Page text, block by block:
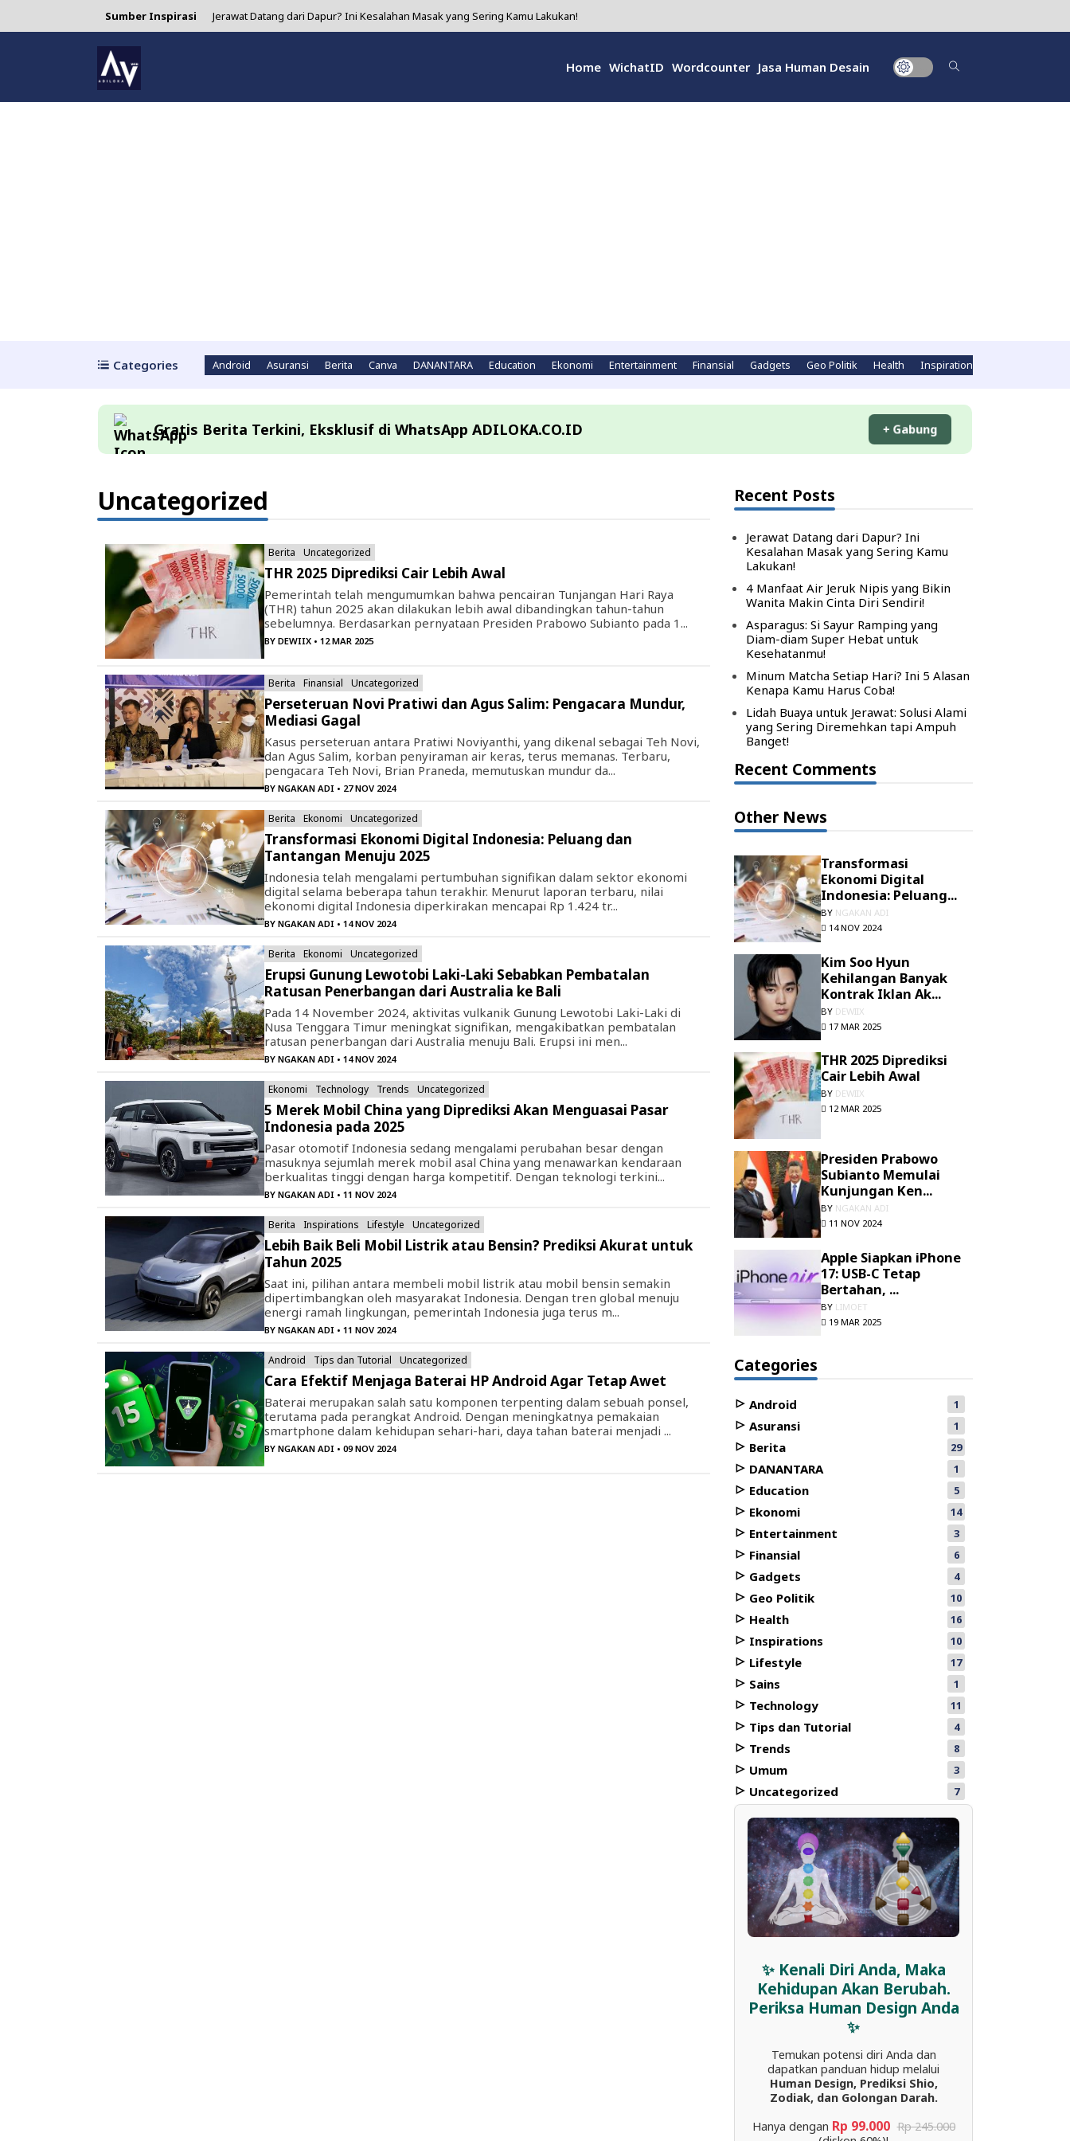
Sumber Inspirasi Jerawat Datang dari Dapur? Ini Kesalahan Masak yang Sering Kamu Lakukan!
Home WichatID Wordcounter Jasa Human Desain
Categories Android Asuransi Berita Canva DANANTARA Education Ekonomi Entertainment Finansial Gadgets Geo Politik Health Inspirations
Gratis Berita Terkini, Eksklusif di WhatsApp ADILOKA.CO.ID + Gabung
Uncategorized
Berita Uncategorized
THR 2025 Diprediksi Cair Lebih Awal
Pemerintah telah mengumumkan bahwa pencairan Tunjangan Hari Raya
(THR) tahun 2025 akan dilakukan lebih awal dibandingkan tahun-tahun
sebelumnya. Berdasarkan pernyataan Presiden Prabowo Subianto pada 1...
BY DEWIIX • 12 MAR 2025
Berita Finansial Uncategorized
Perseteruan Novi Pratiwi dan Agus Salim: Pengacara Mundur,
Mediasi Gagal
Kasus perseteruan antara Pratiwi Noviyanthi, yang dikenal sebagai Teh Novi,
dan Agus Salim, korban penyiraman air keras, terus memanas. Terbaru,
pengacara Teh Novi, Brian Praneda, memutuskan mundur da...
BY NGAKAN ADI • 27 NOV 2024
Berita Ekonomi Uncategorized
Transformasi Ekonomi Digital Indonesia: Peluang dan
Tantangan Menuju 2025
Indonesia telah mengalami pertumbuhan signifikan dalam sektor ekonomi
digital selama beberapa tahun terakhir. Menurut laporan terbaru, nilai
ekonomi digital Indonesia diperkirakan mencapai Rp 1.424 tr...
BY NGAKAN ADI • 14 NOV 2024
Berita Ekonomi Uncategorized
Erupsi Gunung Lewotobi Laki-Laki Sebabkan Pembatalan
Ratusan Penerbangan dari Australia ke Bali
Pada 14 November 2024, aktivitas vulkanik Gunung Lewotobi Laki-Laki di
Nusa Tenggara Timur meningkat signifikan, mengakibatkan pembatalan
ratusan penerbangan dari Australia menuju Bali. Erupsi ini men...
BY NGAKAN ADI • 14 NOV 2024
Ekonomi Technology Trends Uncategorized
5 Merek Mobil China yang Diprediksi Akan Menguasai Pasar
Indonesia pada 2025
Pasar otomotif Indonesia sedang mengalami perubahan besar dengan
masuknya sejumlah merek mobil asal China yang menawarkan kendaraan
berkualitas tinggi dengan harga kompetitif. Dengan teknologi terkini...
BY NGAKAN ADI • 11 NOV 2024
Berita Inspirations Lifestyle Uncategorized
Lebih Baik Beli Mobil Listrik atau Bensin? Prediksi Akurat untuk
Tahun 2025
Saat ini, pilihan antara membeli mobil listrik atau mobil bensin semakin
dipertimbangkan oleh masyarakat Indonesia. Dengan tren global menuju
energi ramah lingkungan, pemerintah Indonesia juga terus m...
BY NGAKAN ADI • 11 NOV 2024
Android Tips dan Tutorial Uncategorized
Cara Efektif Menjaga Baterai HP Android Agar Tetap Awet
Baterai merupakan salah satu komponen terpenting dalam sebuah ponsel,
terutama pada perangkat Android. Dengan meningkatnya pemakaian
smartphone dalam kehidupan sehari-hari, daya tahan baterai menjadi ...
BY NGAKAN ADI • 09 NOV 2024
Recent Posts
Jerawat Datang dari Dapur? Ini
Kesalahan Masak yang Sering Kamu
Lakukan!
4 Manfaat Air Jeruk Nipis yang Bikin
Wanita Makin Cinta Diri Sendiri!
Asparagus: Si Sayur Ramping yang
Diam-diam Super Hebat untuk
Kesehatanmu!
Minum Matcha Setiap Hari? Ini 5 Alasan
Kenapa Kamu Harus Coba!
Lidah Buaya untuk Jerawat: Solusi Alami
yang Sering Diremehkan tapi Ampuh
Banget!
Recent Comments
Other News
Transformasi
Ekonomi Digital
Indonesia: Peluang...
BY NGAKAN ADI
14 NOV 2024
Kim Soo Hyun
Kehilangan Banyak
Kontrak Iklan Ak...
BY DEWIIX
17 MAR 2025
THR 2025 Diprediksi
Cair Lebih Awal
BY DEWIIX
12 MAR 2025
Presiden Prabowo
Subianto Memulai
Kunjungan Ken...
BY NGAKAN ADI
11 NOV 2024
Apple Siapkan iPhone
17: USB-C Tetap
Bertahan, ...
BY LIMOET
19 MAR 2025
Categories
Android 1
Asuransi 1
Berita 29
DANANTARA 1
Education 5
Ekonomi 14
Entertainment 3
Finansial 6
Gadgets 4
Geo Politik 10
Health 16
Inspirations 10
Lifestyle 17
Sains 1
Technology 11
Tips dan Tutorial 4
Trends 8
Umum 3
Uncategorized 7
✨ Kenali Diri Anda, Maka
Kehidupan Akan Berubah.
Periksa Human Design Anda
✨
Temukan potensi diri Anda dan
dapatkan panduan hidup melalui
Human Design, Prediksi Shio,
Zodiak, dan Golongan Darah.
Hanya dengan Rp 99.000 Rp 245.000